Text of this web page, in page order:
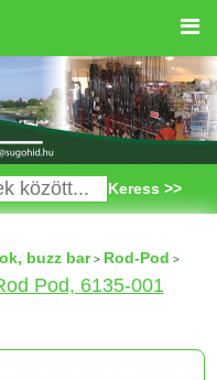
Keress >>
buzz bar> Rod-Pod >
Pod, 6135-001